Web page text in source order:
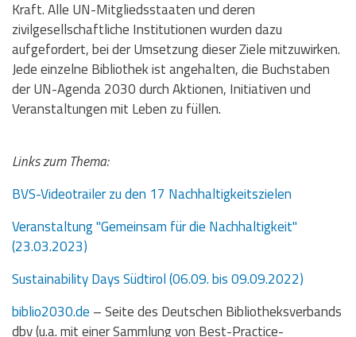
Kraft. Alle UN-Mitgliedsstaaten und deren
zivilgesellschaftliche Institutionen wurden dazu
aufgefordert, bei der Umsetzung dieser Ziele mitzuwirken.
Jede einzelne Bibliothek ist angehalten, die Buchstaben
der UN-Agenda 2030 durch Aktionen, Initiativen und
Veranstaltungen mit Leben zu füllen.
Links zum Thema:
BVS-Videotrailer zu den 17 Nachhaltigkeitszielen
Veranstaltung "Gemeinsam für die Nachhaltigkeit"
(23.03.2023)
Sustainability Days Südtirol (06.09. bis 09.09.2022)
biblio2030.de – Seite des Deutschen Bibliotheksverbands
dbv (u.a. mit einer Sammlung von Best-Practice-